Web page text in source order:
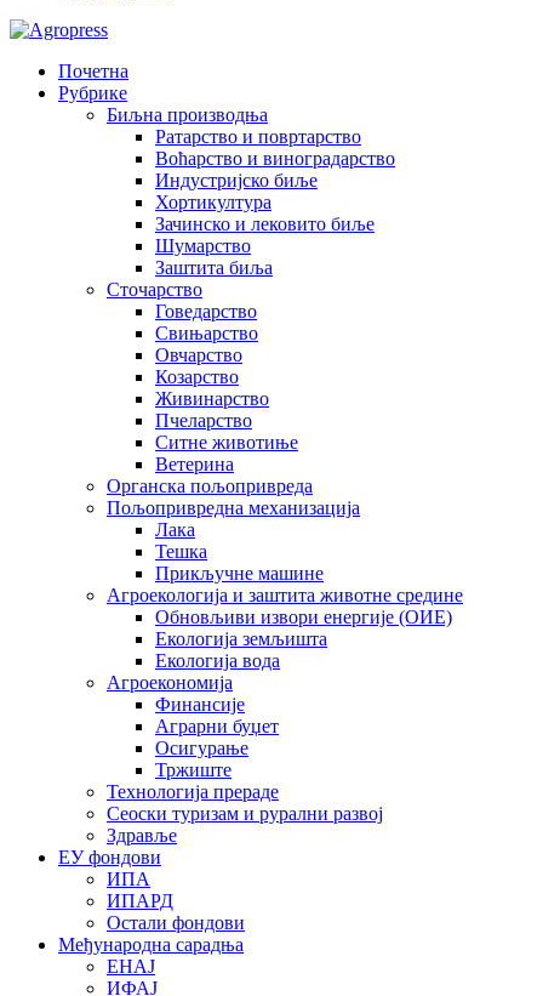
Почетна
Рубрике
Биљна производња
Ратарство и повртарство
Воћарство и виноградарство
Индустријско биље
Хортикултура
Зачинско и лековито биље
Шумарство
Заштита биља
Сточарство
Говедарство
Свињарство
Овчарство
Козарство
Живинарство
Пчеларство
Ситне животиње
Ветерина
Органска пољопривреда
Пољопривредна механизација
Лака
Тешка
Прикључне машине
Агроекологија и заштита животне средине
Обновљиви извори енергије (ОИЕ)
Екологија земљишта
Екологија вода
Агроекономија
Финансије
Аграрни буџет
Осигурање
Тржиште
Технологија прераде
Сеоски туризам и рурални развој
Здравље
ЕУ фондови
ИПА
ИПАРД
Остали фондови
Међународна сарадња
ЕНАЈ
ИФАЈ